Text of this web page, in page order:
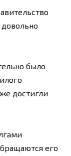
было
достигли
его